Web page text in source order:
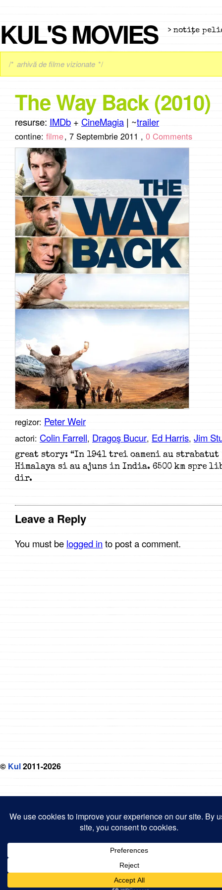
KUL'S MOVIES > notiţe
/* arhivă de filme vizionate */
The Way Back (2010)
resurse: IMDb + CineMagia | ~trailer
contine: filme, 7 Septembrie 2011 , 0 Comments
regizor: Peter Weir
actori: Colin Farrell, Dragoş Bucur, Ed Harris, Jim
great story: “In 1941 trei oameni au
Himalaya si au ajuns in India. 6500 km spre
dir.
Leave a Reply
You must be logged in to post a comment.
© Kul2011-2026